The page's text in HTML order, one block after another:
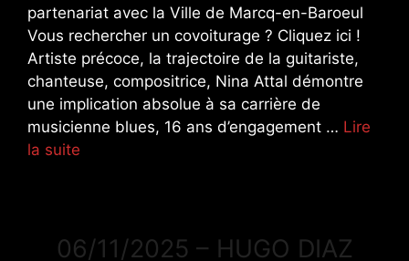
partenariat avec la Ville de Marcq-en-Baroeul
Vous rechercher un covoiturage ? Cliquez ici !
Artiste précoce, la trajectoire de la guitariste,
chanteuse, compositrice, Nina Attal démontre
une implication absolue à sa carrière de
musicienne blues, 16 ans d’engagement … Lire
la suite
06/11/2025 – HUGO DIAZ